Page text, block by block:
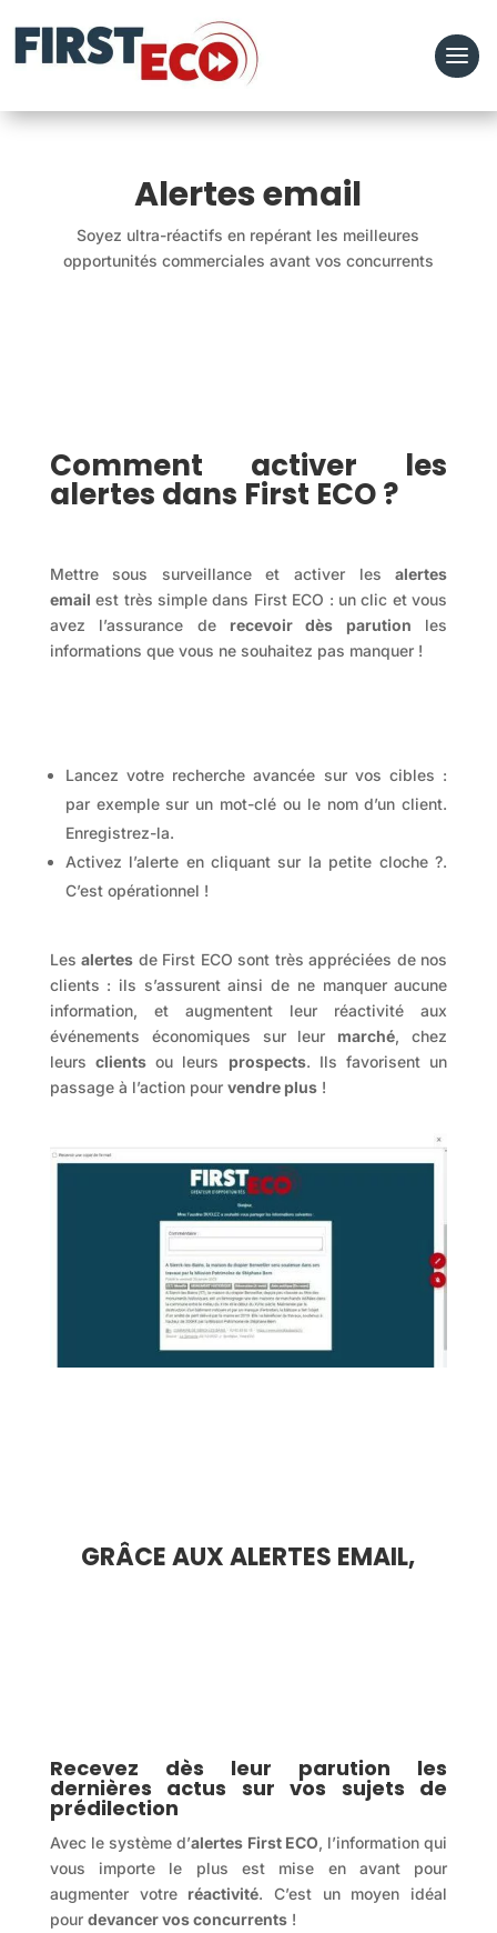
Alertes email
Soyez ultra-réactifs en repérant les meilleures
opportunités commerciales avant vos concurrents
Comment activer les
alertes dans First ECO ?
Mettre sous surveillance et activer les
alertes
email est très simple dans First ECO : un clic et vous
avez l’assurance de
recevoir dès parution
les
informations que vous ne souhaitez pas manquer !
Lancez votre recherche avancée sur vos cibles :
par exemple sur un mot-clé ou le nom d’un client.
Enregistrez-la.
Activez l’alerte en cliquant sur la petite cloche ?.
C’est opérationnel !
Les alertes de First ECO sont très appréciées de nos
clients : ils s’assurent ainsi de ne manquer aucune
information, et augmentent leur réactivité aux
événements économiques sur leur
marché, chez
leurs clients ou leurs prospects. Ils favorisent un
passage à l’action pour vendre plus !
GRÂCE AUX ALERTES EMAIL,
Recevez dès leur parution les
dernières actus sur vos sujets de
prédilection
Avec le système d’alertes First ECO, l’information qui
vous importe le plus est mise en avant pour
augmenter votre
réactivité. C’est un moyen idéal
pour devancer vos concurrents !